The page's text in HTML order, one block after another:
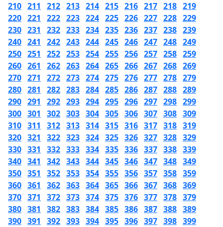
210 211 212 213 214 215 216 217 218 219
220 221 222 223 224 225 226 227 228 229
230 231 232 233 234 235 236 237 238 239
240 241 242 243 244 245 246 247 248 249
250 251 252 253 254 255 256 257 258 259
260 261 262 263 264 265 266 267 268 269
270 271 272 273 274 275 276 277 278 279
280 281 282 283 284 285 286 287 288 289
290 291 292 293 294 295 296 297 298 299
300 301 302 303 304 305 306 307 308 309
310 311 312 313 314 315 316 317 318 319
320 321 322 323 324 325 326 327 328 329
330 331 332 333 334 335 336 337 338 339
340 341 342 343 344 345 346 347 348 349
350 351 352 353 354 355 356 357 358 359
360 361 362 363 364 365 366 367 368 369
370 371 372 373 374 375 376 377 378 379
380 381 382 383 384 385 386 387 388 389
390 391 392 393 394 395 396 397 398 399